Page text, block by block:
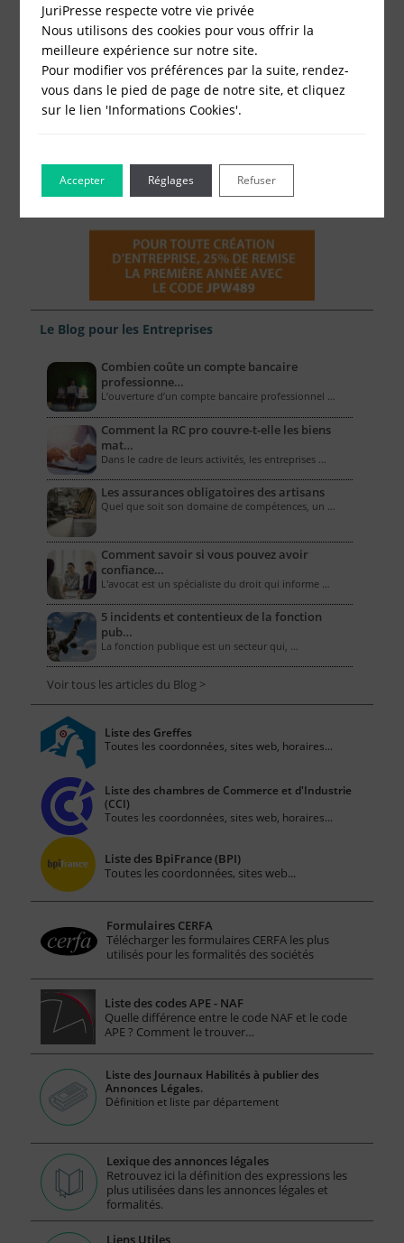
Le Blog pour les Entreprises
Combien coûte un compte bancaire
professionne…
L’ouverture d’un compte bancaire professionnel …
Comment la RC pro couvre-t-elle les biens
mat…
Dans le cadre de leurs activités, les entreprises …
Les assurances obligatoires des artisans
Quel que soit son domaine de compétences, un …
Comment savoir si vous pouvez avoir
confiance…
L'avocat est un spécialiste du droit qui informe …
5 incidents et contentieux de la fonction
pub…
La fonction publique est un secteur qui, …
Voir tous les articles du Blog >
Liste des Greffes
Toutes les coordonnées, sites web, horaires...
Liste des chambres de Commerce et d'Industrie
(CCI)
Toutes les coordonnées, sites web, horaires...
Liste des BpiFrance (BPI)
Toutes les coordonnées, sites web...
Formulaires CERFA
Télécharger les formulaires CERFA les plus
utilisés pour les formalités des sociétés
Liste des codes APE - NAF
Quelle différence entre le code NAF et le code
APE ? Comment le trouver…
Liste des Journaux Habilités à publier des
Annonces Légales.
Définition et liste par département
Lexique des annonces légales
Retrouvez ici la définition des expressions les
plus utilisées dans les annonces légales et
formalités.
Liens Utiles
JuriPresse respecte votre vie privée
Nous utilisons des cookies pour vous offrir la
meilleure expérience sur notre site.
Pour modifier vos préférences par la suite, rendez-
vous dans le pied de page de notre site, et cliquez
sur le lien 'Informations Cookies'.
Accepter Refuser
Réglages